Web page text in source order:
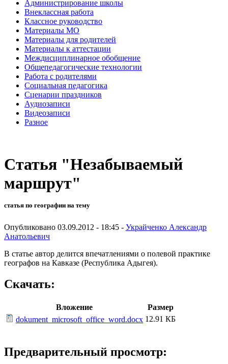
Администрирование школы
Внеклассная работа
Классное руководство
Материалы МО
Материалы для родителей
Материалы к аттестации
Междисциплинарное обобщение
Общепедагогические технологии
Работа с родителями
Социальная педагогика
Сценарии праздников
Аудиозаписи
Видеозаписи
Разное
Статья "Незабываемый
маршрут"
статья по географии на тему
Опубликовано 03.09.2012 - 18:45 - Украйченко Александр
Анатольевич
В статье автор делится впечатлениями о полевой практике
географов на Кавказе (Республика Адыгея).
Скачать:
Вложение
Размер
dokument_microsoft_office_word.docx 12.91 КБ
Предварительный просмотр: